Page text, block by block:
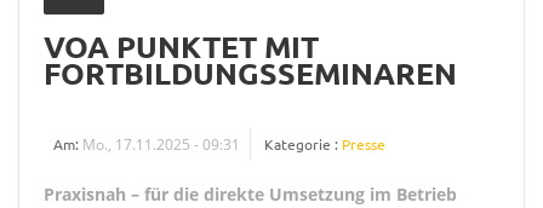
VOA PUNKTET MIT
FORTBILDUNGSSEMINAREN
Am: Mo., 17.11.2025 - 09:31 Kategorie : Presse
Praxisnah – für die direkte Umsetzung im Betrieb